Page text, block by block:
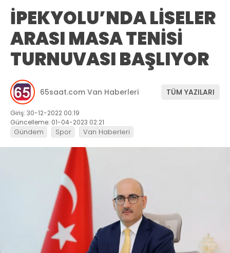
WhatsApp İhbar
Hattı
Facebook
İPEKYOLU’NDA LİSELER
ARASI MASA TENİSİ
TURNUVASI BAŞLIYOR
65saat.com Van Haberleri TÜM YAZILARI
Giriş: 30-12-2022 00:19
Güncelleme: 01-04-2023 02:21
Gündem Spor Van Haberleri